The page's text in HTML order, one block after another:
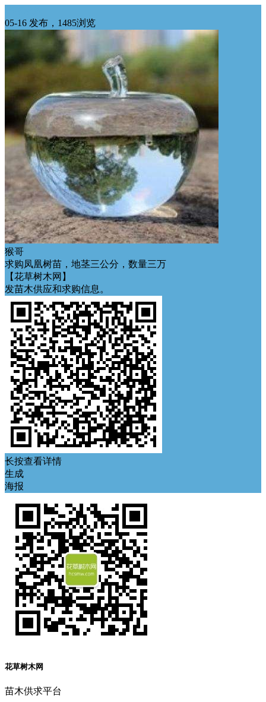
05-16 发布，1485浏览
猴哥
求购凤凰树苗，地茎三公分，数量三万
【花草树木网】
发苗木供应和求购信息。
长按查看详情
生成
海报
花草树木网
苗木供求平台